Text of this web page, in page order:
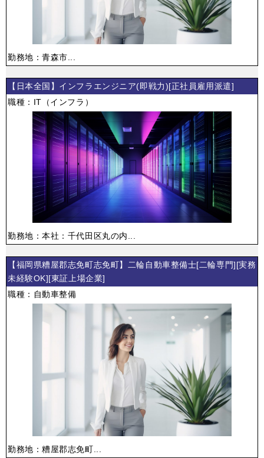
勤務地：青森市...
【日本全国】インフラエンジニア(即戦力)[正社員雇用派遣]
職種：IT（インフラ）
勤務地：本社：千代田区丸の内...
【福岡県糟屋郡志免町志免町】二輪自動車整備士[二輪専門][実務
未経験OK][東証上場企業]
職種：自動車整備
勤務地：糟屋郡志免町...